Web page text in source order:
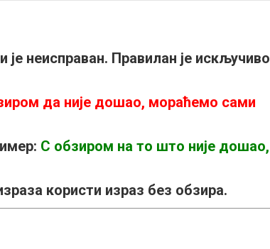
је неисправан. Правилан је искључиво
да није дошао, мораћемо сами
С обзиром на то што није дошао,
користи израз без обзира.